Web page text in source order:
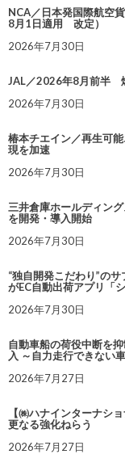
NCA／日本発国際航空
8月1日適用 改定）
2026年7月30日
JAL／2026年8月前半
2026年7月30日
椿本チエイン／再生可
現を加速
2026年7月30日
三井倉庫ホールディン
を開発・導入開始
2026年7月30日
“独自開発こだわり”の
がEC自動出荷アプリ「
2026年7月30日
自動車船の荷役中断を
入 ～自力走行できない
2026年7月27日
【㈱ハナインターナシ
更なる強化ねらう
2026年7月27日